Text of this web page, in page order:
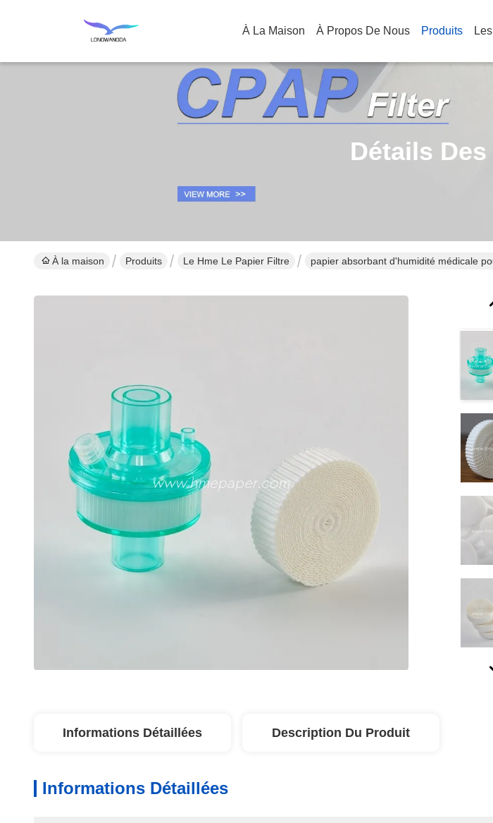
À La Maison À Propos De Nous Produits
Détails
À la maison Produits Le Hme Le Papier Filtre papier absorbant d'humidité médicale
Informations Détaillées Description Du Produit
Informations Détaillées